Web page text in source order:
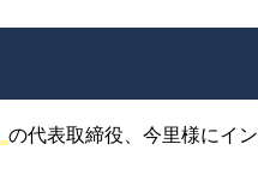
の代表取締役、今里様にイ